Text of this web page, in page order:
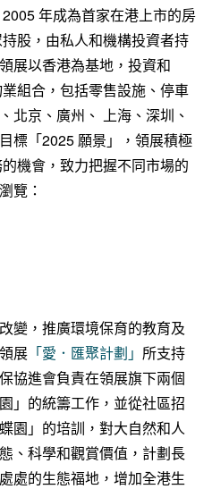
年成為首家在港上市的房
股，由私人和機構投資者持
展以香港為基地，投資和
組合，包括零售設施、停車
北京、廣州、 上海、深圳、
標「2025 願景」，領展積極
機會，致力把握不同市場的
覽：
變，推廣環境保育的教育及
展「愛．匯聚計劃」 所支持
協進會負責在領展旗下兩個
」的統籌工作，並從社區招
園」的培訓，對大自然和人
、科學和觀賞價值，計劃長
處的生態福地，增加全港生